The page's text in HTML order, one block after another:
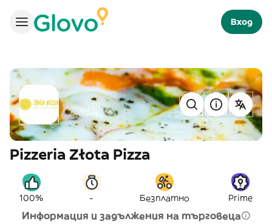
Вход
Pizzeria Złota Pizza
100% - Безплатно Prime
Информация и задължения на търговеца